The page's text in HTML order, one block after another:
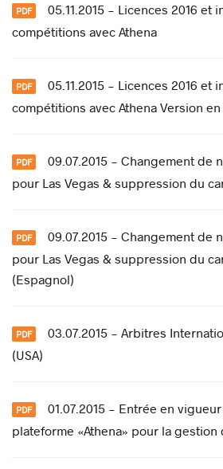
05.11.2015 - Licences 2016 et
compétitions avec Athena
05.11.2015 - Licences 2016 et
compétitions avec Athena Version
09.07.2015 - Changement de
pour Las Vegas & suppression du
09.07.2015 - Changement de
pour Las Vegas & suppression du
(Espagnol)
03.07.2015 - Arbitres
(USA)
01.07.2015 - Entrée en
plateforme «Athena» pour la